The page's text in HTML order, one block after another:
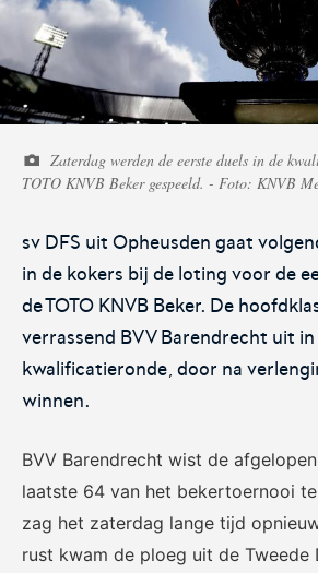
Voetbal.nl
Hét platform voor
amateurvoetballend
Beker
Voor
Eredivisie
Het officiële kanaal van de
Eurojackpot Vrouwen
Eredivisie met het laatste
nieuws, programma,
Kennis-
voor
Zaterdag werden de eerste duels in de
TOTO KNVB Beker gespeeld. - Foto: KNVB
sv DFS uit Opheusden gaat
in de kokers bij de loting voor de
de TOTO KNVB Beker. De
verrassend BVV Barendrecht uit
kwalificatieronde, door na
winnen.
BVV Barendrecht wist de
laatste 64 van het bekertoernooi
zag het zaterdag lange tijd
rust kwam de ploeg uit de Tweede